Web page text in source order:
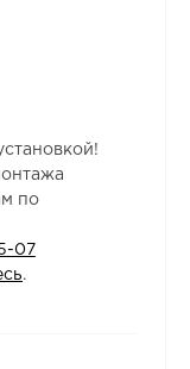
по
07
.